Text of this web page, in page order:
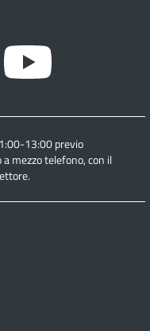
Twitter
13:00 previo
mezzo telefono, con il